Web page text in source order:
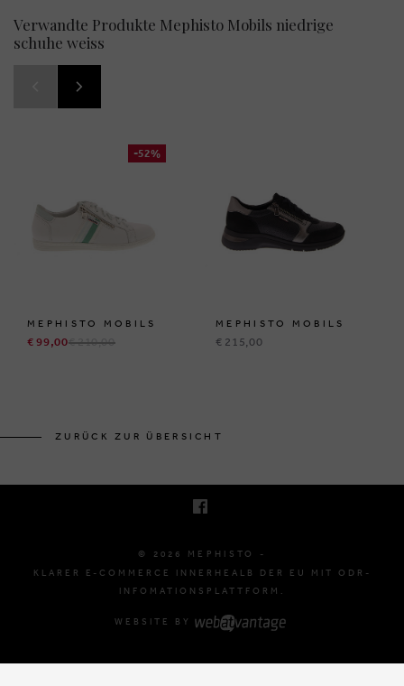
Verwandte Produkte Mephisto Mobils niedrige
schuhe weiss
-52%
MEPHISTO MOBILS
€ 99,00€ 210,00
MEPHISTO MOBILS
€ 215,00
ZURÜCK ZUR ÜBERSICHT
© 2026 MEPHISTO -
KLARER E-COMMERCE INNERHEALB DER EU MIT ODR-
INFOMATIONSPLATTFORM.
WEBSITE BY